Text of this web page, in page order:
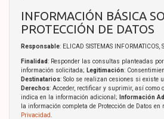
INFORMACIÓN BÁSICA
PROTECCIÓN DE DATOS
Responsable: ELICAD SISTEMAS INFORMATICOS,
Finalidad: Responder las consultas planteadas
información solicitada; Legitimación:
Destinatarios: Solo se realizan cesiones si existe
Derechos: Acceder, rectificar y suprimir, así como
indica en la información adicional;
Información
la información completa de Protección de Datos en
Privacidad